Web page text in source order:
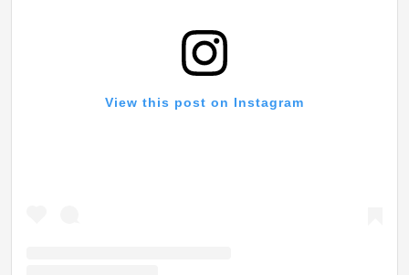
View this post on Instagram